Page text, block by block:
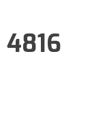
4816